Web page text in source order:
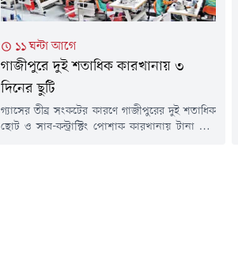
১১ ঘন্টা আগে
গাজীপুরে দুই শতাধিক কারখানায় ৩
দিনের ছুটি
গ্যাসের তীব্র সংকটের কারণে গাজীপুরের দুই শতাধিক
ছোট ও সাব-কন্ট্রাক্টিং পোশাক কারখানায় টানা তিন